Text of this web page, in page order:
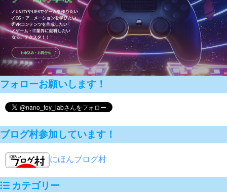
フォローお願いします！
ブログ村参加しています！
にほんブログ村
カテゴリー